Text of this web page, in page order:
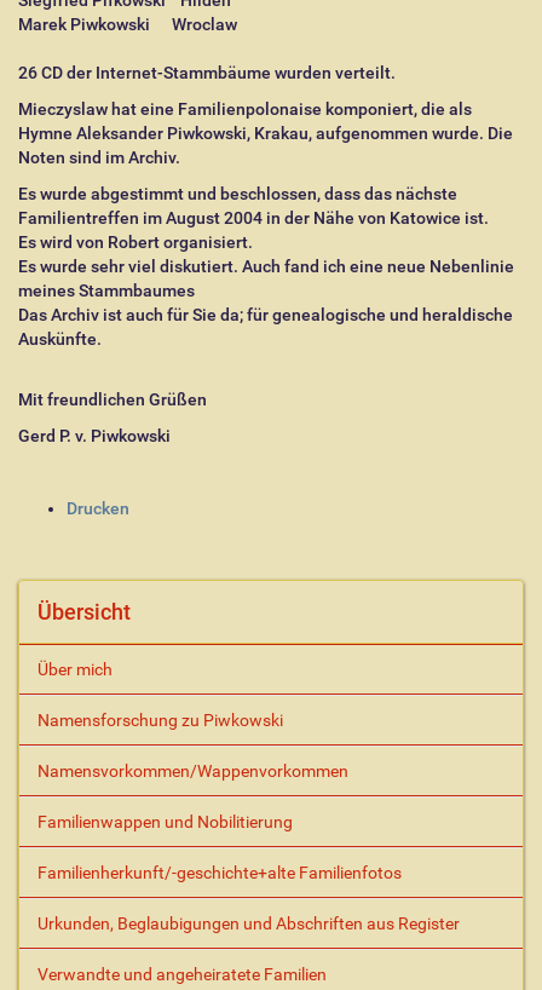
Marek Piwkowski
Wroclaw
26 CD der Internet-Stammbäume wurden verteilt.
Mieczyslaw hat eine Familienpolonaise komponiert, die als
Hymne Aleksander Piwkowski, Krakau, aufgenommen wurde. Die
Noten sind im Archiv.
Es wurde abgestimmt und beschlossen, dass das nächste
Familientreffen im August 2004 in der Nähe von Katowice ist.
Es wird von Robert organisiert.
Es wurde sehr viel diskutiert. Auch fand ich eine neue Nebenlinie
meines Stammbaumes
Das Archiv ist auch für Sie da; für genealogische und heraldische
Auskünfte.
Mit freundlichen Grüßen
Gerd P. v. Piwkowski
a
e
i
i
c
e
Drucken
Übersicht
Über mich
Namensforschung zu Piwkowski
Namensvorkommen/Wappenvorkommen
Familienwappen und Nobilitierung
Familienherkunft/-geschichte+alte Familienfotos
Urkunden, Beglaubigungen und Abschriften aus Register
Verwandte und angeheiratete Familien